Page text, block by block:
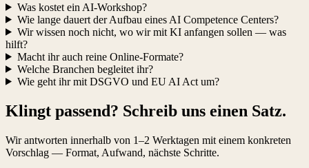
Was kostet ein AI-Workshop?
Wie lange dauert der Aufbau eines AI Competence Centers?
Wir wissen noch nicht, wo wir mit KI anfangen sollen — was
hilft?
Macht ihr auch reine Online-Formate?
Welche Branchen begleitet ihr?
Wie geht ihr mit DSGVO und EU AI Act um?
Klingt passend? Schreib uns einen Satz.
Wir antworten innerhalb von 1–2 Werktagen mit einem konkreten
Vorschlag — Format, Aufwand, nächste Schritte.